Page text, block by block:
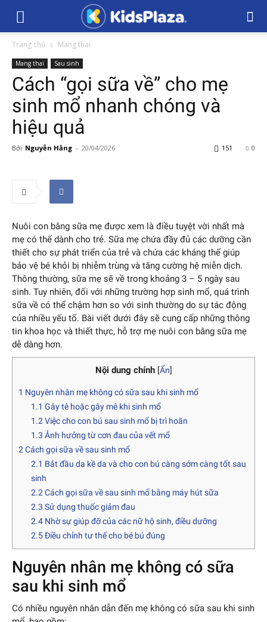
Trang chủ Mang thai
Mang thai Sau sinh
Cách “gọi sữa về” cho mẹ
sinh mổ nhanh chóng và
hiệu quả
Bởi Nguyễn Hằng - 20/04/2026 0
151
Nuôi con bằng sữa mẹ được xem là điều tuyệt vời nhất mà
mẹ có thể dành cho trẻ. Sữa mẹ chứa đầy đủ các dưỡng cần
thiết cho sự phát triển của trẻ và chứa các kháng thể giúp
bảo vệ bé khỏi bị nhiễm trùng và tăng cường hệ miễn dịch.
Thông thường, sữa mẹ sẽ về trong khoảng 3 – 5 ngày sau
sinh. Tuy nhiên, đối với những trường hợp sinh mổ, quá trình
sữa về có thể chậm hơn so với sinh thường do sự tác động
của nhiều yếu tố. Bài viết dưới đây sẽ cung cấp những thông
tin khoa học và thiết thực, hỗ trợ mẹ nuôi con bằng sữa mẹ
dễ dàng hơn.
Nội dung chính [Ẩn]
1 Nguyên nhân mẹ không có sữa sau khi sinh mổ
1.1 Gây tê hoặc gây mê khi sinh mổ
1.2Việc cho con bú sau sinh mổ bị trì hoãn
1.3 Ảnh hưởng từ cơn đau của vết mổ
2Cách gọi sữa về sau sinh mổ
2.1 Bắt đầu da kề da và cho con bú càng sớm càng tốt sau
sinh
2.2Cách gọi sữa về sau sinh mổ bằng máy hút sữa
2.3 Sử dụng thuốc giảm đau
2.4 Nhờ sự giúp đỡ của các nữ hộ sinh, điều dưỡng
2.5Điều chỉnh tư thế cho bé bú đúng
Nguyên nhân mẹ không có sữa
sau khi sinh mổ
Có nhiều nguyên nhân dẫn đến mẹ không có sữa sau khi sinh